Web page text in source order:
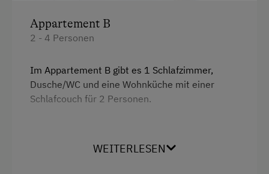
Wellnessangebote
Sauna
Zusätzliche Ausstattungsmerkmale
Appartement B
2 - 4 Personen
Im Appartement B gibt es 1 Schlafzimmer,
Dusche/WC und eine Wohnküche mit einer
Schlafcouch für 2 Personen.
WEITERLESEN